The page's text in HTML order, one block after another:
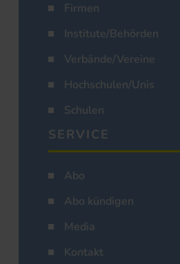
Firmen
Institute/Behörden
Verbände/Vereine
Hochschulen/Unis
Schulen
SERVICE
Abo
Abo kündigen
Media
Kontakt